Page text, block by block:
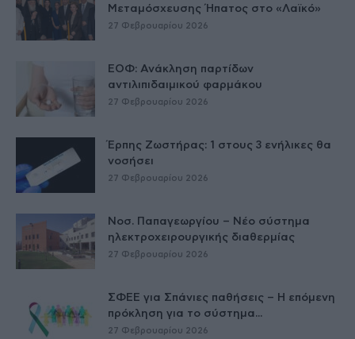
Μεταμόσχευσης Ήπατος στο «Λαϊκό»
27 Φεβρουαρίου 2026
ΕΟΦ: Ανάκληση παρτίδων
αντιλιπιδαιμικού φαρμάκου
27 Φεβρουαρίου 2026
Έρπης Ζωστήρας: 1 στους 3 ενήλικες θα
νοσήσει
27 Φεβρουαρίου 2026
Νοσ. Παπαγεωργίου – Νέο σύστημα
ηλεκτροχειρουργικής διαθερμίας
27 Φεβρουαρίου 2026
ΣΦΕΕ για Σπάνιες παθήσεις – Η επόμενη
πρόκληση για το σύστημα...
27 Φεβρουαρίου 2026